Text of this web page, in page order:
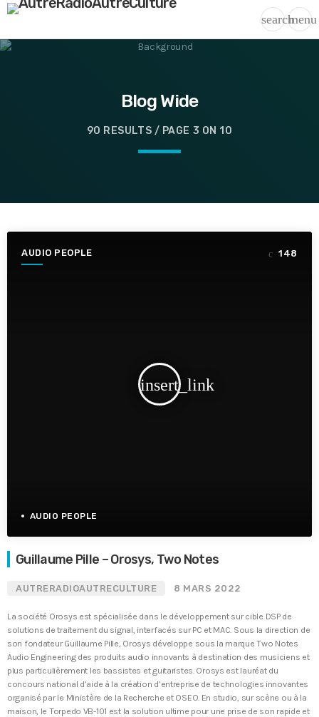
searchmenu
Blog Wide
90 RESULTS / PAGE 3 ON 10
AUDIO PEOPLE
insert_link
148
AUDIO PEOPLE
Guillaume Pille – Orosys, Two Notes
AUTRERADIOAUTRECULTURE 8 MARS 2022
La société Orosys est spécialisée dans le développement sur cible DSP de
solutions de traitement du signal, interfacés sur PC et MAC. Sous la direction de
son fondateur Guillaume Pille, Orosys développe sous la marque Two Notes
Audio Engineering des produits audio innovants à destination des musiciens et
plus particulièrement les bassistes et guitaristes. Orosys est lauréat du
concours national d’aide à la création d’entreprise de technologies innovantes
organisé par le Ministère de la Recherche et OSEO. En studio, sur scène ou à la
maison, le Torpedo VB-101 est la solution ultime pour une prise de son rapide et